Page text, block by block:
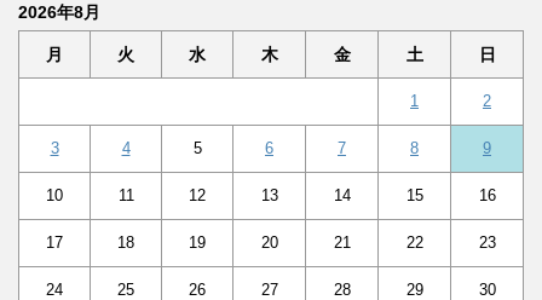
2026年8月
月 火 水 木 金 土 日
1 2
3 4 5 6 7 8 9
10 11 12 13 14 15 16
17 18 19 20 21 22 23
24 25 26 27 28 29 30